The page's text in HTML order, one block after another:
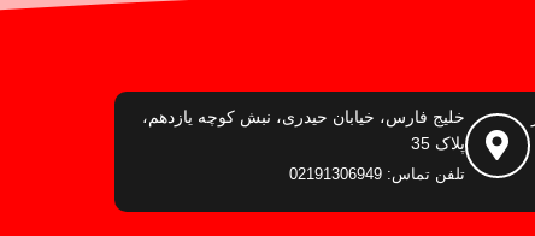
خلیج فارس، خیابان حیدری، نبش کوچه یازدهم،
پلاک 35
تلفن تماس: 02191306949